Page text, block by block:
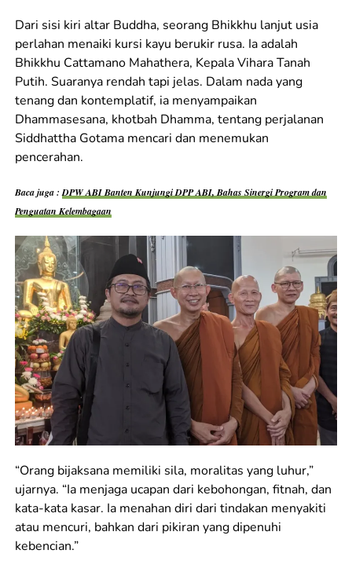
Dari sisi kiri altar Buddha, seorang Bhikkhu lanjut usia
perlahan menaiki kursi kayu berukir rusa. Ia adalah
Bhikkhu Cattamano Mahathera, Kepala Vihara Tanah
Putih. Suaranya rendah tapi jelas. Dalam nada yang
tenang dan kontemplatif, ia menyampaikan
Dhammasesana, khotbah Dhamma, tentang perjalanan
Siddhattha Gotama mencari dan menemukan
pencerahan.
Baca juga :DPW ABI Banten Kunjungi DPP ABI, Bahas Sinergi Program dan
Penguatan Kelembagaan
“Orang bijaksana memiliki sila, moralitas yang luhur,”
ujarnya. “Ia menjaga ucapan dari kebohongan, fitnah, dan
kata-kata kasar. Ia menahan diri dari tindakan menyakiti
atau mencuri, bahkan dari pikiran yang dipenuhi
kebencian.”